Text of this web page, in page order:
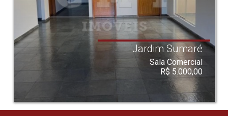
Jardim Sumaré
Sala Comercial
R$ 5.000,00